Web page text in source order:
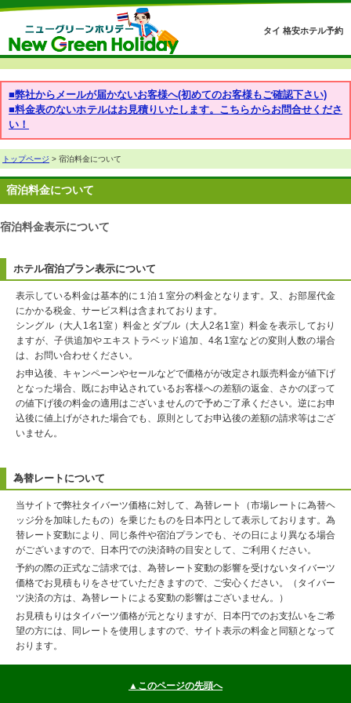
タイ 格安ホテル予約
■弊社からメールが届かないお客様へ(初めてのお客様もご確認下さい)
■料金表のないホテルはお見積りいたします。こちらからお問合せくださ
い！
トップページ > 宿泊料金について
宿泊料金について
宿泊料金表示について
ホテル宿泊プラン表示について
表示している料金は基本的に１泊１室分の料金となります。又、お部屋代金
にかかる税金、サービス料は含まれております。
シングル（大人1名1室）料金とダブル（大人2名1室）料金を表示しており
ますが、子供追加やエキストラベッド追加、4名1室などの変則人数の場合
は、お問い合わせください。
お申込後、キャンペーンやセールなどで価格がが改定され販売料金が値下げ
となった場合、既にお申込されているお客様への差額の返金、さかのぼって
の値下げ後の料金の適用はございませんので予めご了承ください。逆にお申
込後に値上げがされた場合でも、原則としてお申込後の差額の請求等はござ
いません。
為替レートについて
当サイトで弊社タイバーツ価格に対して、為替レート（市場レートに為替ヘ
ッジ分を加味したもの）を乗じたものを日本円として表示しております。為
替レート変動により、同じ条件や宿泊プランでも、その日により異なる場合
がございますので、日本円での決済時の目安として、ご利用ください。
予約の際の正式なご請求では、為替レート変動の影響を受けないタイバーツ
価格でお見積もりをさせていただきますので、ご安心ください。（タイバー
ツ決済の方は、為替レートによる変動の影響はございません。）
お見積もりはタイバーツ価格が元となりますが、日本円でのお支払いをご希
望の方には、同レートを使用しますので、サイト表示の料金と同額となって
おります。
▲このページの先頭へ